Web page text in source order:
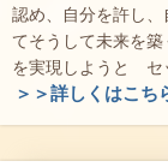
認め、自分を許し
てそうして未来を
を実現しようと セ
＞＞詳しくはこち